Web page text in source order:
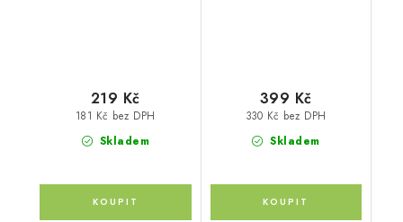
Skladem
181 Kč bez DPH
219 Kč
Skladem
330 Kč bez DPH
399 Kč